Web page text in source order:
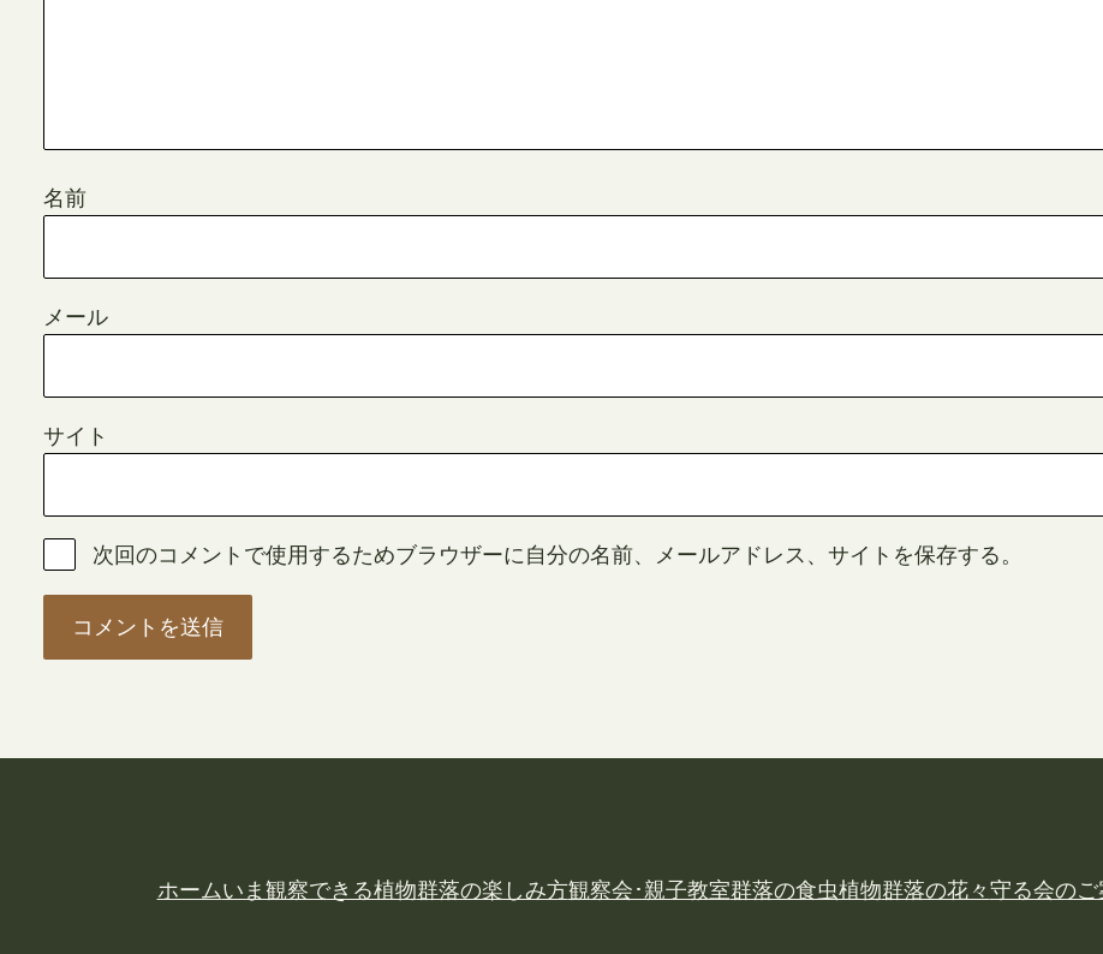
名前
メール
サイト
次回のコメントで使用するためブラウザーに自分の名前、メールアドレス、サイトを保存する。
ホームいま観察できる植物群落の楽しみ方観察会･親子教室群落の食虫植物群落の花々守る会のご